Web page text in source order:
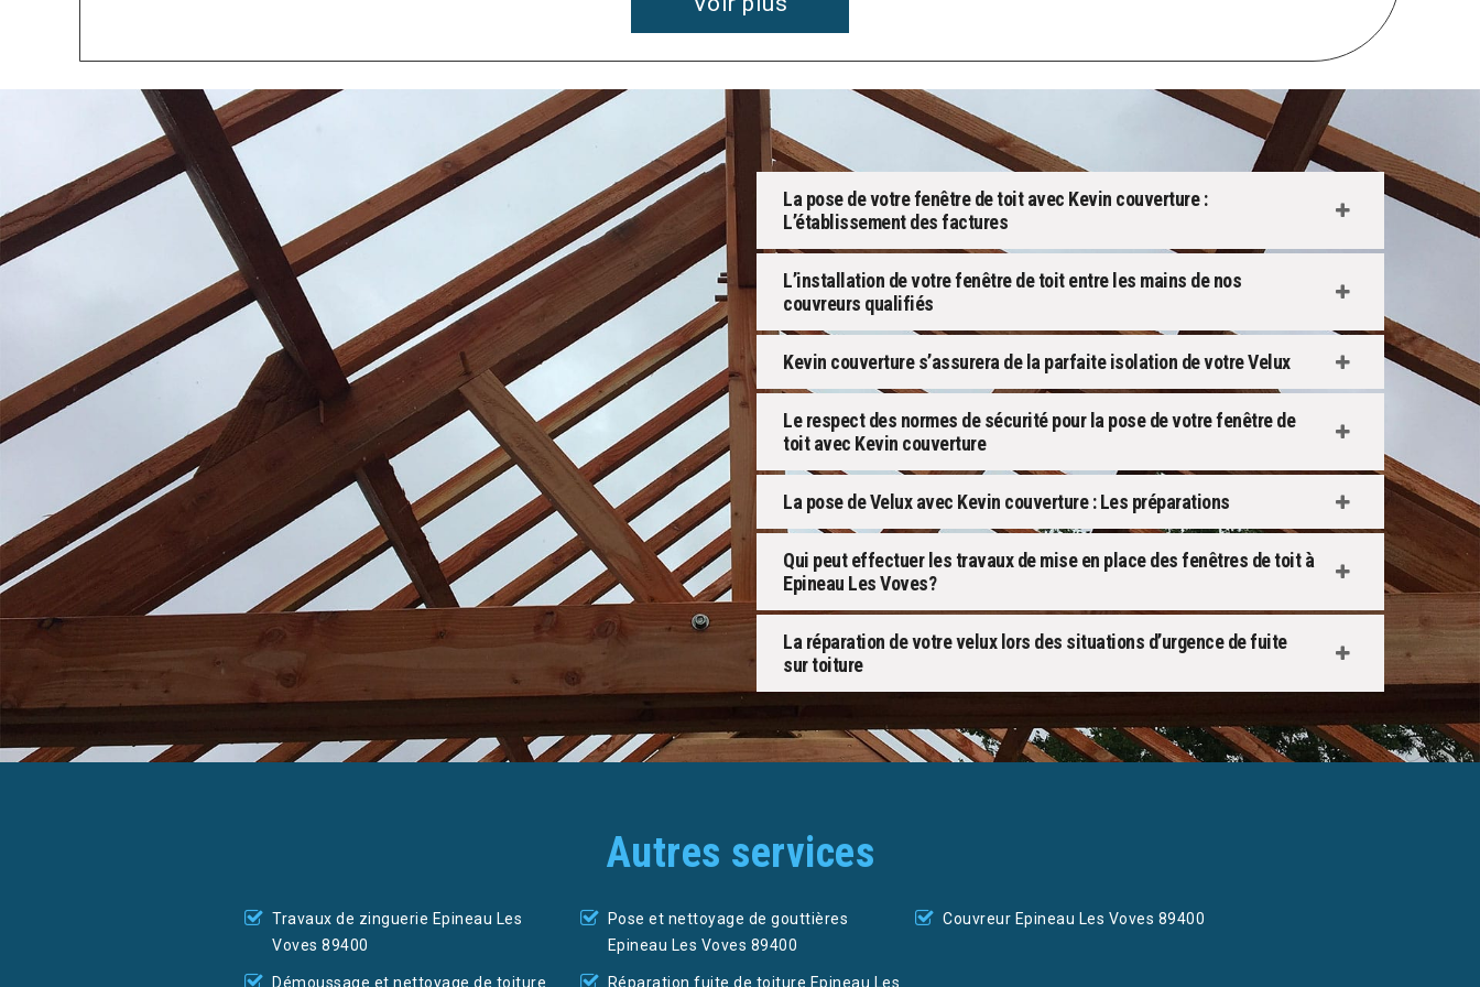
La pose de votre fenêtre de toit avec Kevin couverture :
L’établissement des factures
L’installation de votre fenêtre de toit entre les mains de nos
couvreurs qualifiés
Kevin couverture s’assurera de la parfaite isolation de votre Velux
Le respect des normes de sécurité pour la pose de votre fenêtre de
toit avec Kevin couverture
La pose de Velux avec Kevin couverture : Les préparations
Qui peut effectuer les travaux de mise en place des fenêtres de toit à
Epineau Les Voves?
La réparation de votre velux lors des situations d’urgence de fuite
sur toiture
Autres services
Travaux de zinguerie Epineau Les
Voves 89400
Démoussage et nettoyage de toiture
Pose et nettoyage de gouttières
Epineau Les Voves 89400
Réparation fuite de toiture Epineau Les
Couvreur Epineau Les Voves 89400